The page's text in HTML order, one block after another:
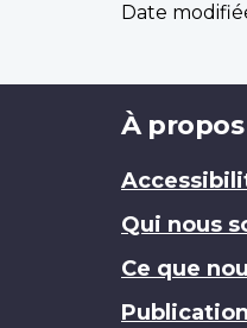
Date
Brand
À
Qui nous
Ce que